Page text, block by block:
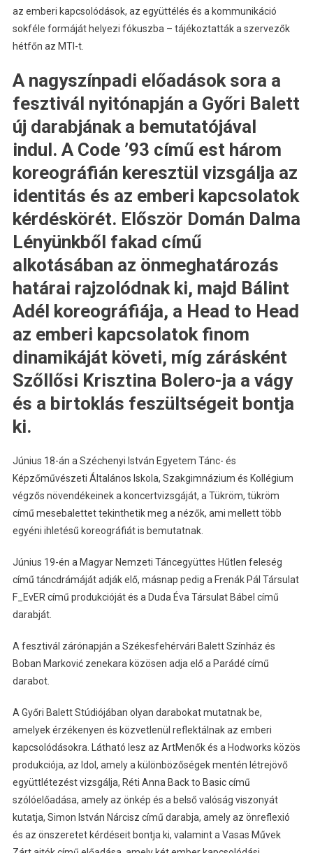
az emberi kapcsolódások, az együttélés és a kommunikáció
sokféle formáját helyezi fókuszba – tájékoztatták a szervezők
hétfőn az MTI-t.
A nagyszínpadi előadások sora a
fesztivál nyitónapján a Győri Balett
új darabjának a bemutatójával
indul. A Code ’93 című est három
koreográfián keresztül vizsgálja az
identitás és az emberi kapcsolatok
kérdéskörét. Először Domán Dalma
Lényünkből fakad című
alkotásában az önmeghatározás
határai rajzolódnak ki, majd Bálint
Adél koreográfiája, a Head to Head
az emberi kapcsolatok finom
dinamikáját követi, míg zárásként
Szőllősi Krisztina Bolero-ja a vágy
és a birtoklás feszültségeit bontja
ki.
Június 18-án a Széchenyi István Egyetem Tánc- és
Képzőművészeti Általános Iskola, Szakgimnázium és Kollégium
végzős növendékeinek a koncertvizsgáját, a Tükröm, tükröm
című mesebalettet tekinthetik meg a nézők, ami mellett több
egyéni ihletésű koreográfiát is bemutatnak.
Június 19-én a Magyar Nemzeti Táncegyüttes Hűtlen feleség
című táncdrámáját adják elő, másnap pedig a Frenák Pál Társulat
F_EvER című produkcióját és a Duda Éva Társulat Bábel című
darabját.
A fesztivál zárónapján a Székesfehérvári Balett Színház és
Boban Marković zenekara közösen adja elő a Parádé című
darabot.
A Győri Balett Stúdiójában olyan darabokat mutatnak be,
amelyek érzékenyen és közvetlenül reflektálnak az emberi
kapcsolódásokra. Látható lesz az ArtMenők és a Hodworks közös
produkciója, az Idol, amely a különbözőségek mentén létrejövő
együttlétezést vizsgálja, Réti Anna Back to Basic című
szólóelőadása, amely az önkép és a belső valóság viszonyát
kutatja, Simon István Nárcisz című darabja, amely az önreflexió
és az önszeretet kérdéseit bontja ki, valamint a Vasas Művek